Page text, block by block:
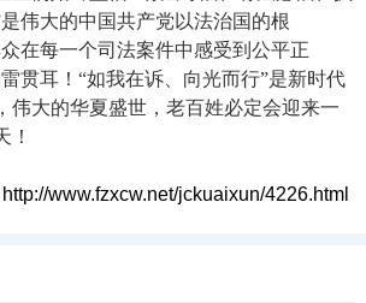
伟大的中国共产党以法治国的根
在每一个司法案件中感受到公平正
贯耳！“如我在诉、向光而行”是新时代
伟大的华夏盛世，老百姓必定会迎来一
！
www.fzxcw.net/jckuaixun/4226.html